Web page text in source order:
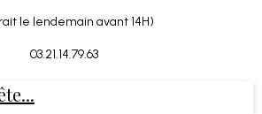
le lendemain avant 14H)
03.21.14.79.63